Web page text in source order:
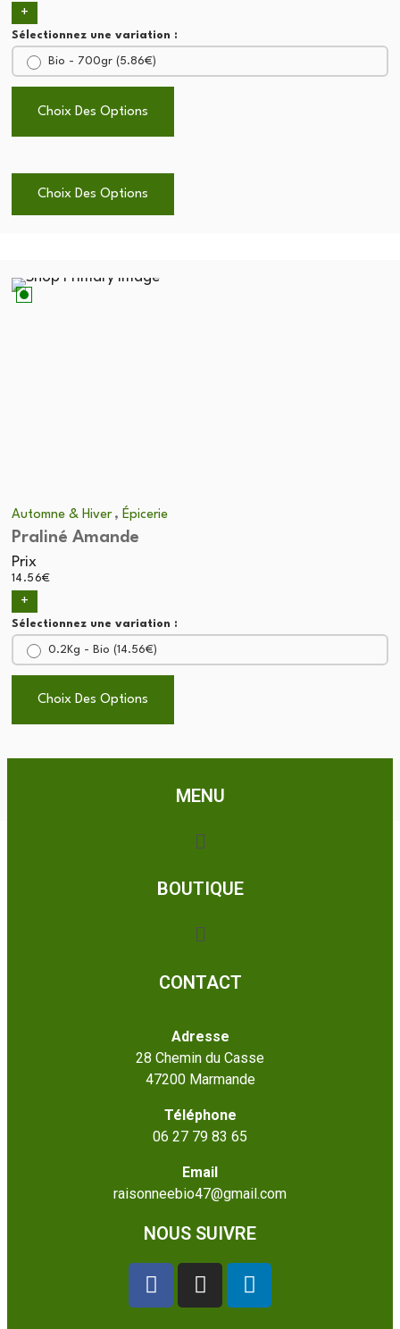
+
Sélectionnez une variation :
Bio - 700gr (5.86€)
Choix Des Options
Choix Des Options
Automne & Hiver , Épicerie
Praliné Amande
Prix
14.56€
+
Sélectionnez une variation :
0.2Kg - Bio (14.56€)
Choix Des Options
MENU
BOUTIQUE
CONTACT
Adresse
28 Chemin du Casse
47200 Marmande
Téléphone
06 27 79 83 65
Email
raisonneebio47@gmail.com
NOUS SUIVRE